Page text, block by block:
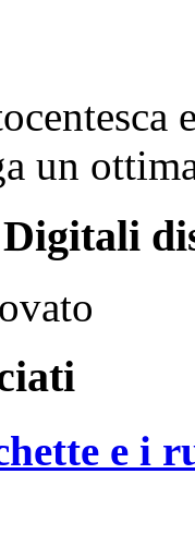
un
Digitali
e i